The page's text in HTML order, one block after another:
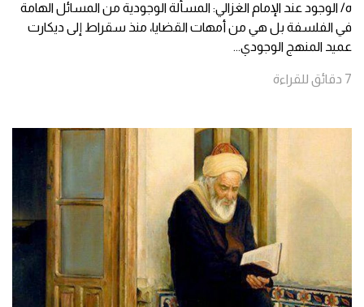
ه/ الوجود عند الإمام الغزالي: المسألة الوجودية من المسائل الهامة
في الفلسفة بل هي من أمهات القضايا، منذ سقراط إلى ديكارت
عميد المنهج الوجودي...
7 دقائق للقراءة